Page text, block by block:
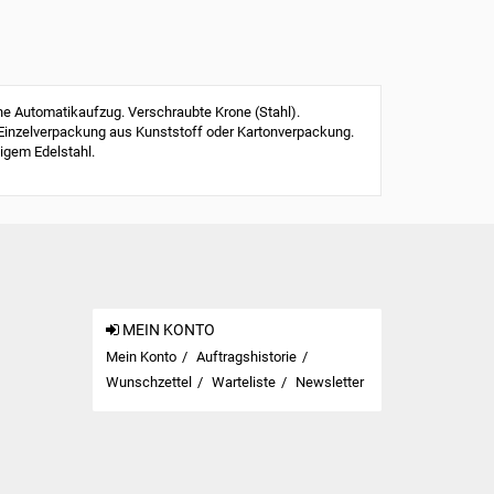
Automatikaufzug. Verschraubte Krone (Stahl).
aus Kunststoff oder Kartonverpackung.
Edelstahl.
MEIN KONTO
Mein Konto
Auftragshistorie
Wunschzettel
Warteliste Newsletter